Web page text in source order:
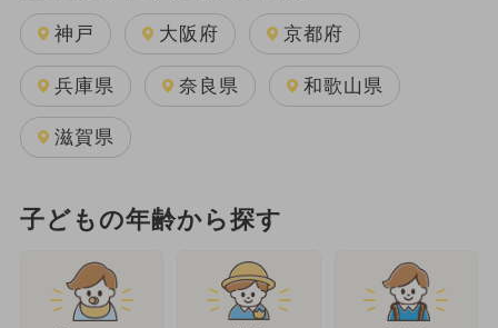
神戸 大阪府 京都府
兵庫県 奈良県 和歌山県
滋賀県
子どもの年齢から探す